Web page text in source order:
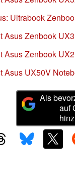
Ultrabook
Asus Zenbook
Asus Zenbook
Asus UX50V
Als
auf